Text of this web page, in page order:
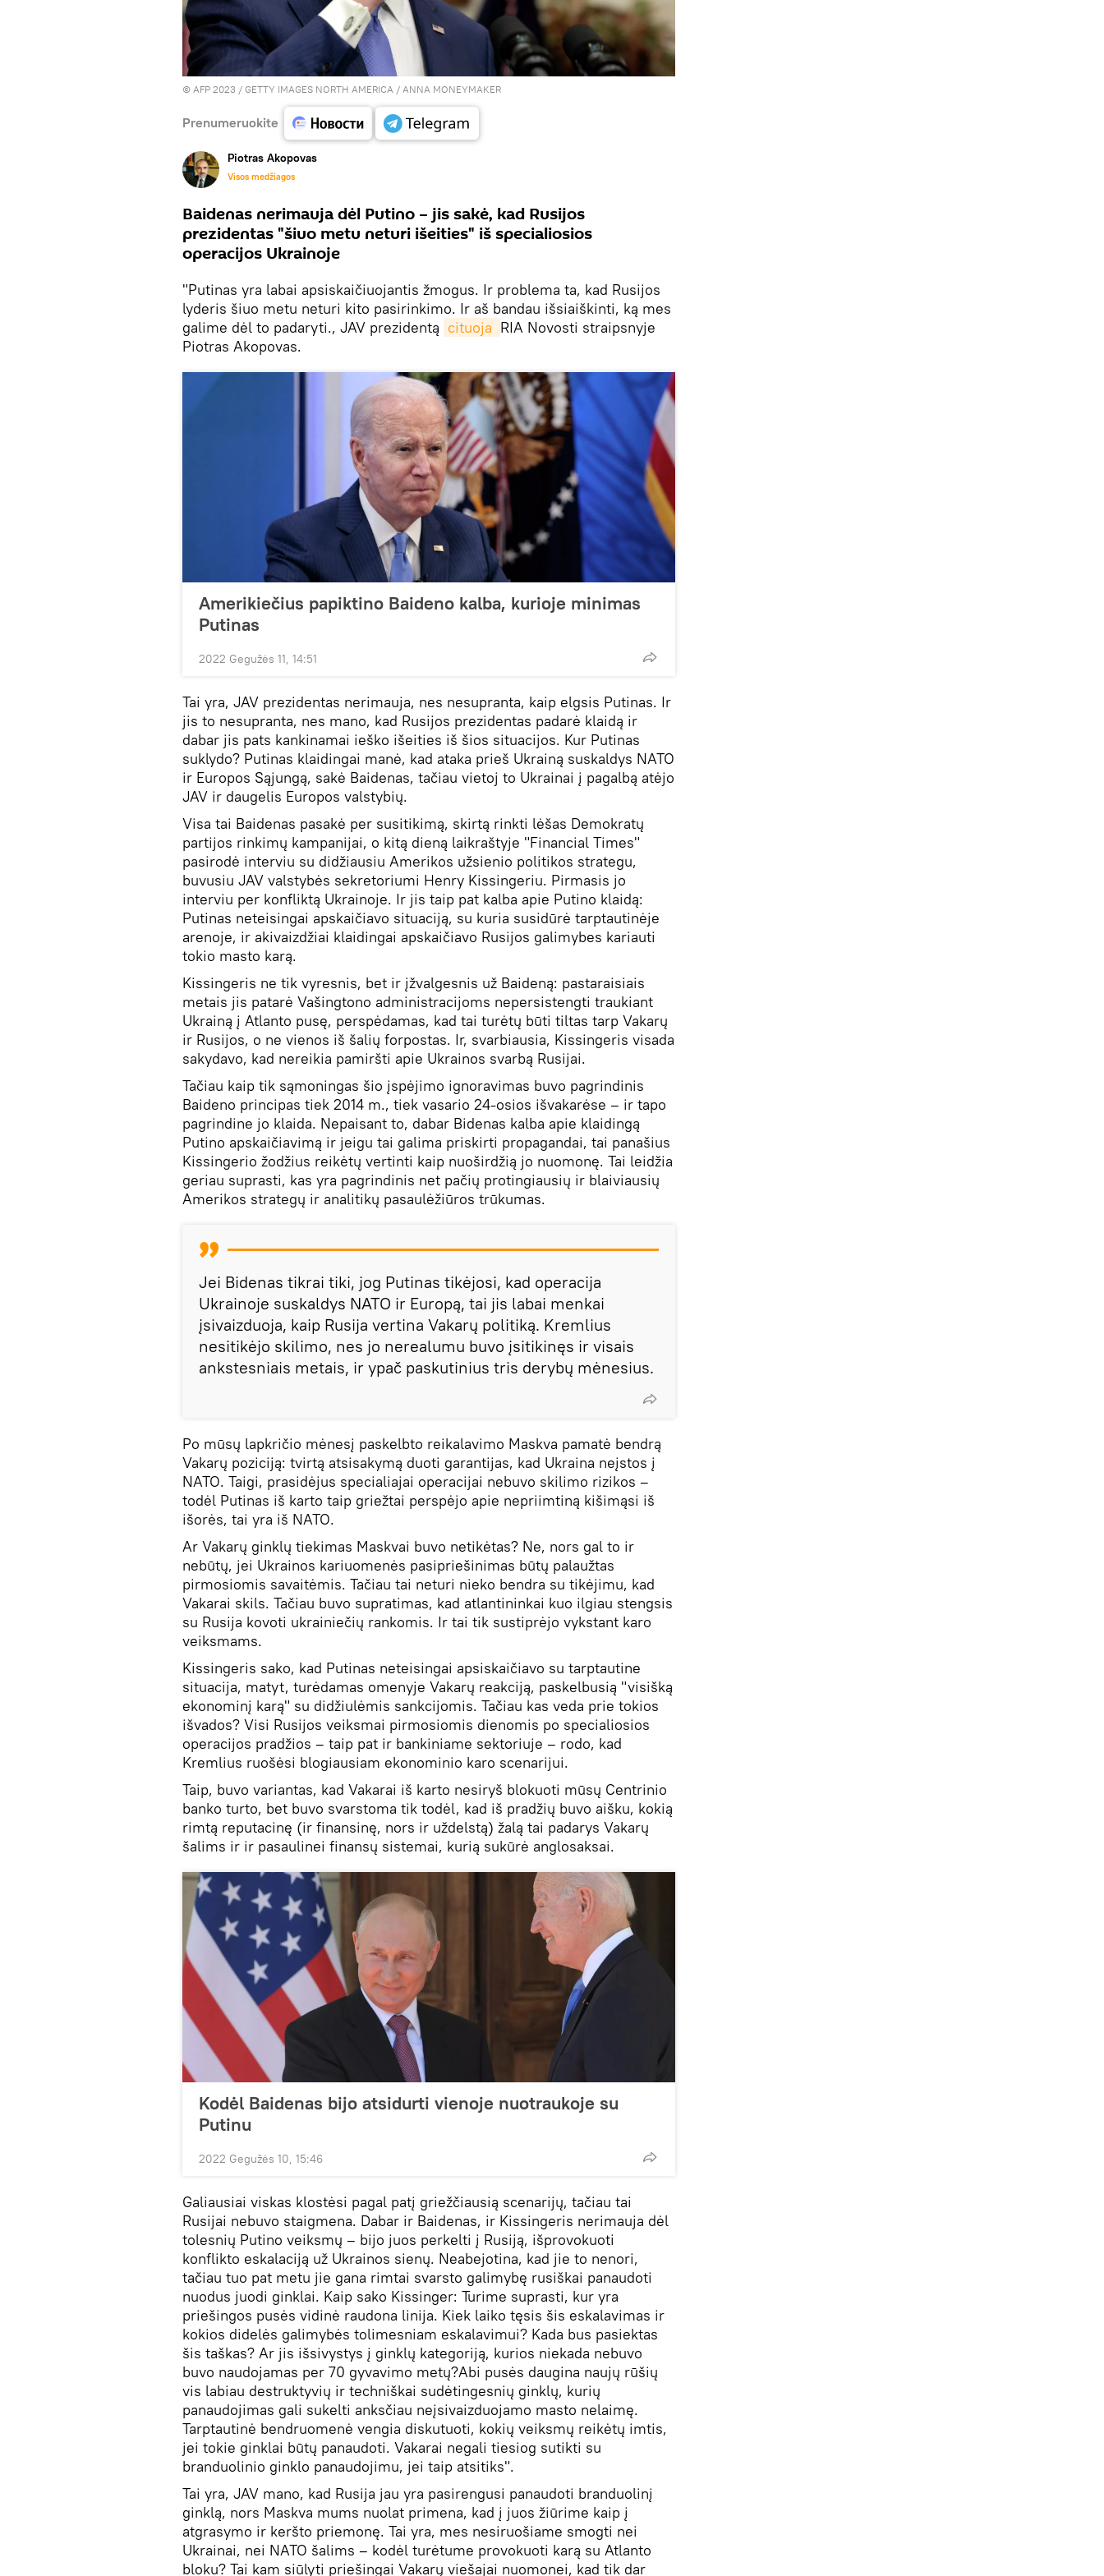
© AFP 2023 / GETTY IMAGES NORTH AMERICA / ANNA MONEYMAKER
Prenumeruokite
Piotras Akopovas
Visos medžiagos
Baidenas nerimauja dėl Putino – jis sakė, kad Rusijos
prezidentas "šiuo metu neturi išeities" iš specialiosios
operacijos Ukrainoje
"Putinas yra labai apsiskaičiuojantis žmogus. Ir problema ta, kad Rusijos
lyderis šiuo metu neturi kito pasirinkimo. Ir aš bandau išsiaiškinti, ką mes
galime dėl to padaryti., JAV prezidentą cituoja RIA Novosti straipsnyje
Piotras Akopovas.
Amerikiečius papiktino Baideno kalba, kurioje minimas
Putinas
2022 Gegužės 11, 14:51
Tai yra, JAV prezidentas nerimauja, nes nesupranta, kaip elgsis Putinas. Ir
jis to nesupranta, nes mano, kad Rusijos prezidentas padarė klaidą ir
dabar jis pats kankinamai ieško išeities iš šios situacijos. Kur Putinas
suklydo? Putinas klaidingai manė, kad ataka prieš Ukrainą suskaldys NATO
ir Europos Sąjungą, sakė Baidenas, tačiau vietoj to Ukrainai į pagalbą atėjo
JAV ir daugelis Europos valstybių.
Visa tai Baidenas pasakė per susitikimą, skirtą rinkti lėšas Demokratų
partijos rinkimų kampanijai, o kitą dieną laikraštyje "Financial Times"
pasirodė interviu su didžiausiu Amerikos užsienio politikos strategu,
buvusiu JAV valstybės sekretoriumi Henry Kissingeriu. Pirmasis jo
interviu per konfliktą ​​Ukrainoje. Ir jis taip pat kalba apie Putino klaidą:
Putinas neteisingai apskaičiavo situaciją, su kuria susidūrė tarptautinėje
arenoje, ir akivaizdžiai klaidingai apskaičiavo Rusijos galimybes kariauti
tokio masto karą.
Kissingeris ne tik vyresnis, bet ir įžvalgesnis už Baideną: pastaraisiais
metais jis patarė Vašingtono administracijoms nepersistengti traukiant
Ukrainą į Atlanto pusę, perspėdamas, kad tai turėtų būti tiltas tarp Vakarų
ir Rusijos, o ne vienos iš šalių forpostas. Ir, svarbiausia, Kissingeris visada
sakydavo, kad nereikia pamiršti apie Ukrainos svarbą Rusijai.
Tačiau kaip tik sąmoningas šio įspėjimo ignoravimas buvo pagrindinis
Baideno principas tiek 2014 m., tiek vasario 24-osios išvakarėse – ir tapo
pagrindine jo klaida. Nepaisant to, dabar Bidenas kalba apie klaidingą
Putino apskaičiavimą ir jeigu tai galima priskirti propagandai, tai panašius
Kissingerio žodžius reikėtų vertinti kaip nuoširdžią jo nuomonę. Tai leidžia
geriau suprasti, kas yra pagrindinis net pačių protingiausių ir blaiviausių
Amerikos strategų ir analitikų pasaulėžiūros trūkumas.
Jei Bidenas tikrai tiki, jog Putinas tikėjosi, kad operacija
Ukrainoje suskaldys NATO ir Europą, tai jis labai menkai
įsivaizduoja, kaip Rusija vertina Vakarų politiką. Kremlius
nesitikėjo skilimo, nes jo nerealumu buvo įsitikinęs ir visais
ankstesniais metais, ir ypač paskutinius tris derybų mėnesius.
Po mūsų lapkričio mėnesį paskelbto reikalavimo Maskva pamatė bendrą
Vakarų poziciją: tvirtą atsisakymą duoti garantijas, kad Ukraina neįstos į
NATO. Taigi, prasidėjus specialiajai operacijai nebuvo skilimo rizikos –
todėl Putinas iš karto taip griežtai perspėjo apie nepriimtiną kišimąsi iš
išorės, tai yra iš NATO.
Ar Vakarų ginklų tiekimas Maskvai buvo netikėtas? Ne, nors gal to ir
nebūtų, jei Ukrainos kariuomenės pasipriešinimas būtų palaužtas
pirmosiomis savaitėmis. Tačiau tai neturi nieko bendra su tikėjimu, kad
Vakarai skils. Tačiau buvo supratimas, kad atlantininkai kuo ilgiau stengsis
su Rusija kovoti ukrainiečių rankomis. Ir tai tik sustiprėjo vykstant karo
veiksmams.
Kissingeris sako, kad Putinas neteisingai apsiskaičiavo su tarptautine
situacija, matyt, turėdamas omenyje Vakarų reakciją, paskelbusią "visišką
ekonominį karą" su didžiulėmis sankcijomis. Tačiau kas veda prie tokios
išvados? Visi Rusijos veiksmai pirmosiomis dienomis po specialiosios
operacijos pradžios – taip pat ir bankiniame sektoriuje – rodo, kad
Kremlius ruošėsi blogiausiam ekonominio karo scenarijui.
Taip, buvo variantas, kad Vakarai iš karto nesiryš blokuoti mūsų Centrinio
banko turto, bet buvo svarstoma tik todėl, kad iš pradžių buvo aišku, kokią
rimtą reputacinę (ir finansinę, nors ir uždelstą) žalą tai padarys Vakarų
šalims ir ir pasaulinei finansų sistemai, kurią sukūrė anglosaksai.
Kodėl Baidenas bijo atsidurti vienoje nuotraukoje su
Putinu
2022 Gegužės 10, 15:46
Galiausiai viskas klostėsi pagal patį griežčiausią scenarijų, tačiau tai
Rusijai nebuvo staigmena. Dabar ir Baidenas, ir Kissingeris nerimauja dėl
tolesnių Putino veiksmų – bijo juos perkelti į Rusiją, išprovokuoti
konflikto eskalaciją už Ukrainos sienų. Neabejotina, kad jie to nenori,
tačiau tuo pat metu jie gana rimtai svarsto galimybę rusiškai panaudoti
nuodus juodi ginklai. Kaip sako Kissinger: Turime suprasti, kur yra
priešingos pusės vidinė raudona linija. Kiek laiko tęsis šis eskalavimas ir
kokios didelės galimybės tolimesniam eskalavimui? Kada bus pasiektas
šis taškas? Ar jis išsivystys į ginklų kategoriją, kurios niekada nebuvo
buvo naudojamas per 70 gyvavimo metų?Abi pusės daugina naujų rūšių
vis labiau destruktyvių ir techniškai sudėtingesnių ginklų, kurių
panaudojimas gali sukelti anksčiau neįsivaizduojamo masto nelaimę.
Tarptautinė bendruomenė vengia diskutuoti, kokių veiksmų reikėtų imtis,
jei tokie ginklai būtų panaudoti. Vakarai negali tiesiog sutikti su
branduolinio ginklo panaudojimu, jei taip atsitiks".
Tai yra, JAV mano, kad Rusija jau yra pasirengusi panaudoti branduolinį
ginklą, nors Maskva mums nuolat primena, kad į juos žiūrime kaip į
atgrasymo ir keršto priemonę. Tai yra, mes nesiruošiame smogti nei
Ukrainai, nei NATO šalims – kodėl turėtume provokuoti karą su Atlanto
bloku? Tai kam siūlyti priešingai Vakarų viešajai nuomonei, kad tik dar